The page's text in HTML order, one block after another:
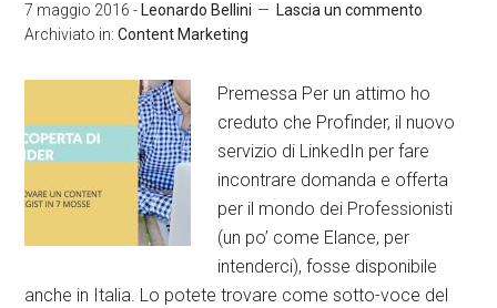
7 maggio 2016 - Leonardo Bellini
Lascia un commento
Archiviato in:Content Marketing
Premessa Per un attimo ho
creduto che Profinder, il nuovo
servizio di LinkedIn per fare
incontrare domanda e offerta
per il mondo dei Professionisti
(un po’ come Elance, per
intenderci), fosse disponibile
anche in Italia. Lo potete trovare come sotto-voce del